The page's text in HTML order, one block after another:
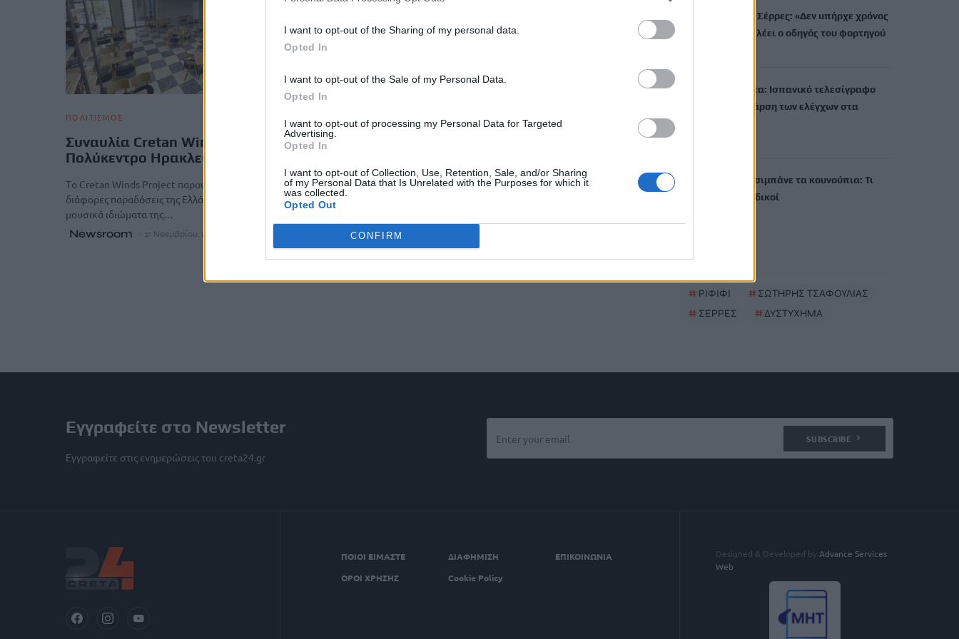
I want to opt-out of the Sharing of my personal data.
Opted In
I want to opt-out of the Sale of my Personal Data.
Opted In
I want to opt-out of processing my Personal Data for Targeted
Advertising.
Opted In
I want to opt-out of Collection, Use, Retention, Sale, and/or Sharing
of my Personal Data that Is Unrelated with the Purposes for which it
was collected.
Opted Out
CONFIRM
ΠΟΛΙΤΙΣΜΟΣ
Συναυλία Cretan Winds Project στο
Πολύκεντρο Ηρακλείου
Tο Cretan Winds Project παρουσιάζει μουσικές από
διάφορες παραδόσεις της Ελλάδας με ιδιαίτερη εστίαση στα
μουσικά ιδιώματα της…
Newsroom 21 Νοεμβρίου, 2025
Δυστύχημα στις Σέρρες: «Δεν υπήρχε χρόνος
για αντίδραση», λέει ο οδηγός του φορτηγού
Κρίση στη Θέουτα: Ισπανικό τελεσίγραφο
στην Ιταλία για άρση των ελέγχων στα
Πώς να μη σας τσιμπάνε τα κουνούπια: Τι
προτείνουν οι ειδικοί
# ΡΙΦΙΦΙ #ΣΩΤΗΡΗΣ ΤΣΑΦΟΥΛΙΑΣ
# ΣΕΡΡΕΣ #ΔΥΣΤΥΧΗΜΑ
Εγγραφείτε στο Newsletter
Εγγραφείτε στις ενημερώσεις του creta24.gr
SUBSCRIBE
ΠΟΙΟΙ ΕΙΜΑΣΤΕ ΔΙΑΦΗΜΙΣΗ
ΕΠΙΚΟΙΝΩΝΙΑ
ΟΡΟΙ ΧΡΗΣΗΣ
Cookie Policy
Designed & Developed by Advance Services
Web